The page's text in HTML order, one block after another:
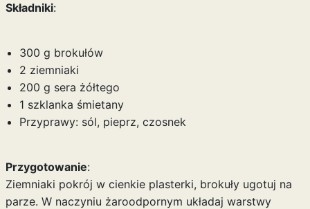
Składniki:
300 g brokułów
2 ziemniaki
200 g sera żółtego
1 szklanka śmietany
Przyprawy: sól, pieprz, czosnek
Przygotowanie:
Ziemniaki pokrój w cienkie plasterki, brokuły ugotuj na
parze. W naczyniu żaroodpornym układaj warstwy